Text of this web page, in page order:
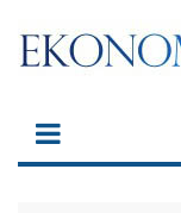
content